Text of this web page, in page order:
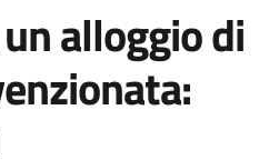
alloggio di